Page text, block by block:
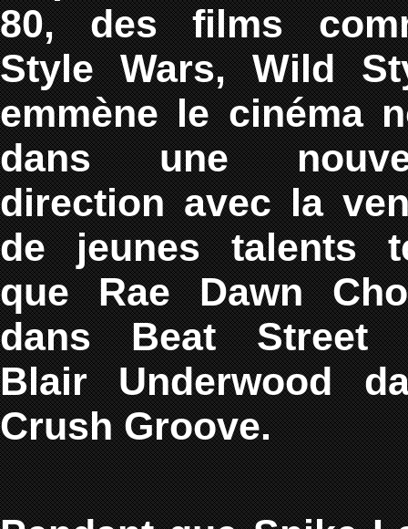
80, des films
Style Wars, Wild
emmène le cinéma
dans une
direction avec la
de jeunes talents
que Rae Dawn
dans Beat Street
Blair Underwood
Crush Groove.